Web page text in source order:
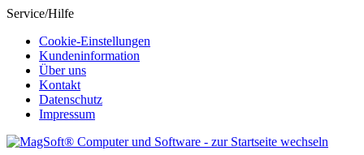
Service/Hilfe
Cookie-Einstellungen
Kundeninformation
Über uns
Kontakt
Datenschutz
Impressum